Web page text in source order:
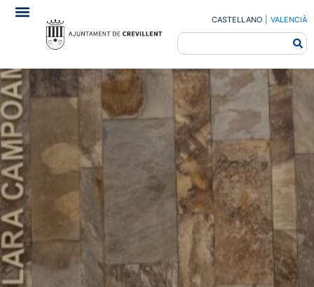
CASTELLANO VALENCIÀ